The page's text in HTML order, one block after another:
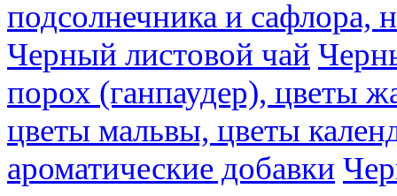
подсолнечника и сафлора,
Черный листовой чай
порох (ганпаудер), цветы
цветы мальвы, цветы
ароматические добавки